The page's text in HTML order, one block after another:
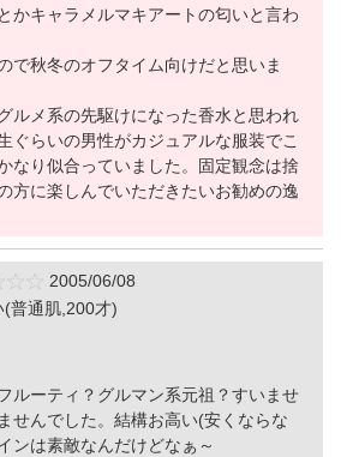
かキャラメルマキアートの匂いと言わ
で秋冬のオフタイム向けだと思いま
ルメ系の先駆けになった香水と思われ
ぐらいの男性がカジュアルな服装でこ
なり似合っていました。固定観念は捨
方に楽しんでいただきたいお勧めの逸
2005/06/08
(普通肌,200才)
ルーティ？グルマン系元祖？すいませ
せんでした。結構お高い(安くならな
ンは素敵なんだけどなぁ～